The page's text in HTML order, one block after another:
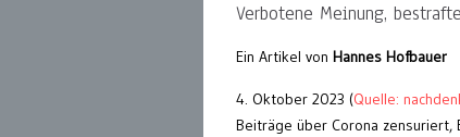
Verbotene Meinung,
Ein Artikel von Hannes Hofbauer
4. Oktober 2023 (Quelle:
Beiträge über Corona zensuriert,